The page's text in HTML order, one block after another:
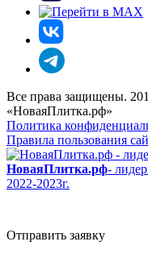
Все права защищены.
«НоваяПлитка.рф»
Политика
Правила пользования
НоваяПлитка.рф-
2022-2023г.
Отправить заявку